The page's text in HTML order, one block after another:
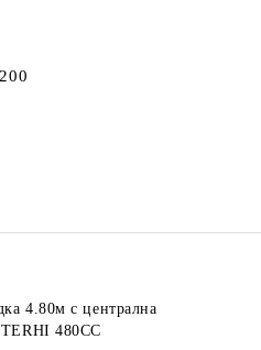
4.80м с централна
480CC